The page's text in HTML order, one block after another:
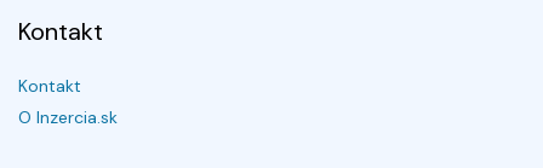
Kontakt
Kontakt
O Inzercia.sk